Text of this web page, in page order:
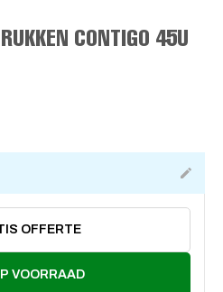
CONTIGO 45U
OFFERTE
VOORRAAD